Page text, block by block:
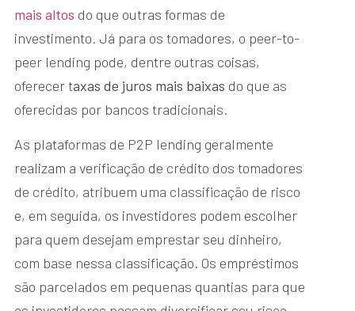
mais altos do que outras formas de
investimento. Já para os tomadores, o peer-to-
peer lending pode, dentre outras coisas,
oferecer taxas de juros mais baixas do que as
oferecidas por bancos tradicionais.
As plataformas de P2P lending geralmente
realizam a verificação de crédito dos tomadores
de crédito, atribuem uma classificação de risco
e, em seguida, os investidores podem escolher
para quem desejam emprestar seu dinheiro,
com base nessa classificação. Os empréstimos
são parcelados em pequenas quantias para que